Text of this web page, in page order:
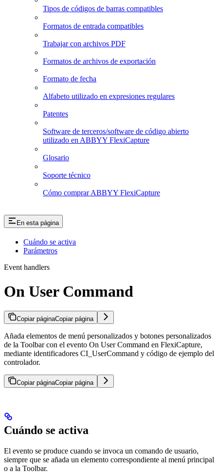
Tipos de códigos de barras compatibles
Formatos de entrada compatibles
Trabajar con archivos PDF
Formatos de archivos de exportación
Formato de fecha
Alfabeto utilizado en expresiones regulares
Patentes
Software de terceros/software de código abierto
utilizado en ABBYY FlexiCapture
Glosario
Soporte técnico
Cómo comprar ABBYY FlexiCapture
En esta página
Cuándo se activa
Parámetros
Event handlers
On User Command
Copiar páginaCopiar página
Añada elementos de menú personalizados y botones personalizados
de la Toolbar con el evento On User Command en FlexiCapture,
mediante identificadores CI_UserCommand y código de ejemplo del
controlador.
Copiar páginaCopiar página
Cuándo se activa
El evento se produce cuando se invoca un comando de usuario,
siempre que se añada un elemento correspondiente al menú principal
o a la Toolbar.